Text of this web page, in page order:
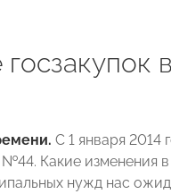
в
С 1 января 2014
Какие изменения
нужд нас